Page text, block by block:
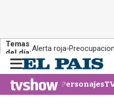
Temas
del día:Alerta roja
n
u
Personajes